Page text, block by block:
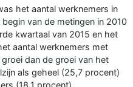
het aantal werknemers in
van de metingen in 2010
kwartaal van 2015 en het
aantal werknemers met
dan de groei van het
als geheel (25,7 procent)
(18,1 procent).